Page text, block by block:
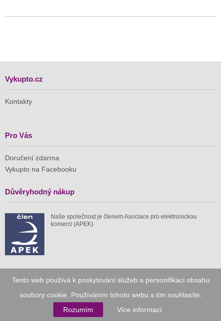
Tento web používá k poskytování služeb a personifikaci obsahu
soubory cookie. Používáním tohoto webu s tím souhlasíte.
Rozumím
Více informací
Vykupto.cz
Kontakty
Pro Vás
Doručení zdarma
Vykupto na Facebooku
Důvěryhodný nákup
Naše společnost je členem Asociace pro elektronickou
komerci (APEK)
Již od roku 2010
spuštěných nabídek